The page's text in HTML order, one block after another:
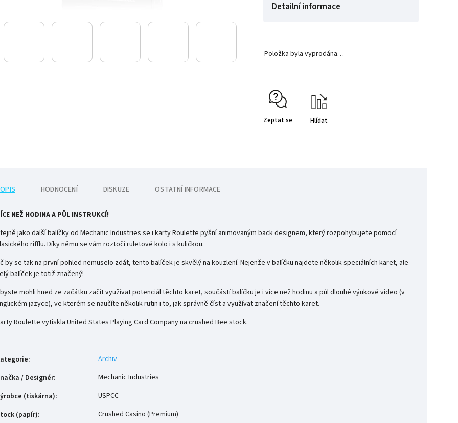
Detailní informace
Položka byla vyprodána…
Zeptat se Hlídat
HODNOCENÍ DISKUZE OSTATNÍ INFORMACE
NEŽ HODINA A PŮL INSTRUKCÍ!
jako další balíčky od Mechanic Industries se i karty Roulette pyšní animovaným back designem, který rozpohybujete pomocí
rifflu. Díky němu se vám roztočí ruletové kolo i s kuličkou.
by se tak na první pohled nemuselo zdát, tento balíček je skvělý na kouzlení. Nejenže v balíčku najdete několik speciálních karet, ale
balíček je totiž značený!
mohli hned ze začátku začít využívat potenciál těchto karet, součástí balíčku je i více než hodinu a půl dlouhé výukové video (v
jazyce), ve kterém se naučíte několik rutin i to, jak správně číst a využívat značení těchto karet.
Roulette vytiskla United States Playing Card Company na crushed Bee stock.
:
Archiv
/ Designér:
Mechanic Industries
(tiskárna):
USPCC
(papír):
Crushed Casino (Premium)